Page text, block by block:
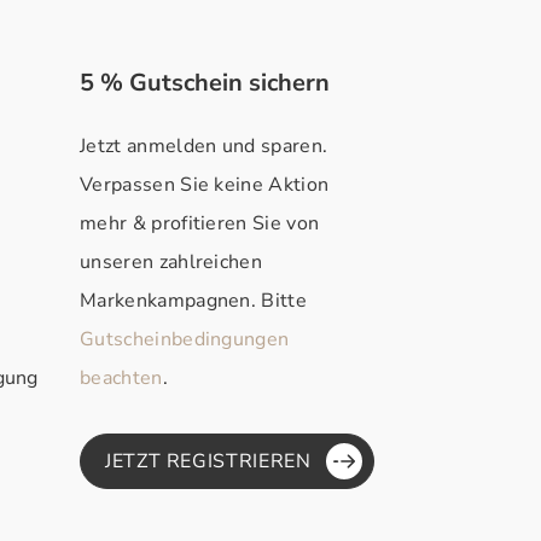
5 % Gutschein sichern
Jetzt anmelden und sparen.
Verpassen Sie keine Aktion
mehr & profitieren Sie von
unseren zahlreichen
Markenkampagnen. Bitte
Gutscheinbedingungen
beachten.
JETZT REGISTRIEREN